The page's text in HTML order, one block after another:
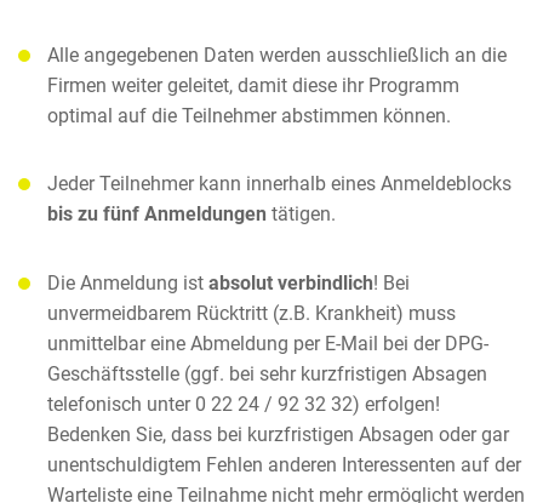
Alle angegebenen Daten werden ausschließlich an die
Firmen weiter geleitet, damit diese ihr Programm
optimal auf die Teilnehmer abstimmen können.
Jeder Teilnehmer kann innerhalb eines Anmeldeblocks
bis zu fünf Anmeldungen tätigen.
Die Anmeldung ist absolut verbindlich! Bei
unvermeidbarem Rücktritt (z.B. Krankheit) muss
unmittelbar eine Abmeldung per E-Mail bei der DPG-
Geschäftsstelle (ggf. bei sehr kurzfristigen Absagen
telefonisch unter 0 22 24 / 92 32 32) erfolgen!
Bedenken Sie, dass bei kurzfristigen Absagen oder gar
unentschuldigtem Fehlen anderen Interessenten auf der
Warteliste eine Teilnahme nicht mehr ermöglicht werden